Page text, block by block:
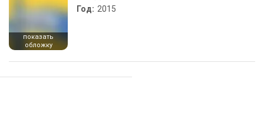
показать
обложку
Год: 2015